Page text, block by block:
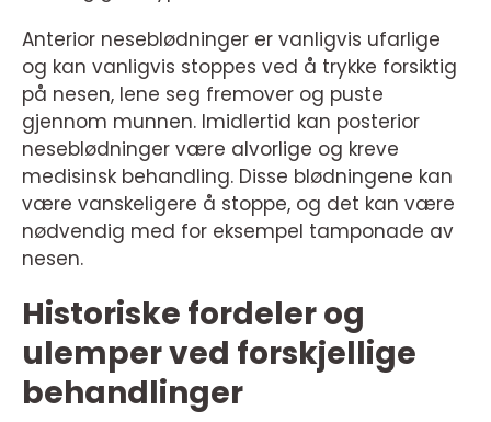
Anterior neseblødninger er vanligvis ufarlige
og kan vanligvis stoppes ved å trykke forsiktig
på nesen, lene seg fremover og puste
gjennom munnen. Imidlertid kan posterior
neseblødninger være alvorlige og kreve
medisinsk behandling. Disse blødningene kan
være vanskeligere å stoppe, og det kan være
nødvendig med for eksempel tamponade av
nesen.
Historiske fordeler og
ulemper ved forskjellige
behandlinger